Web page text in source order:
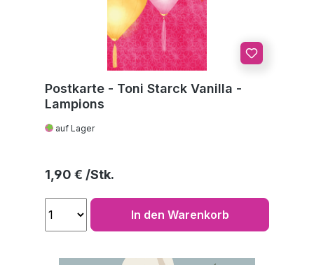
Postkarte - Toni Starck Vanilla -
Lampions
auf Lager
Regulärer Preis:
1,90 €
In den Warenkorb